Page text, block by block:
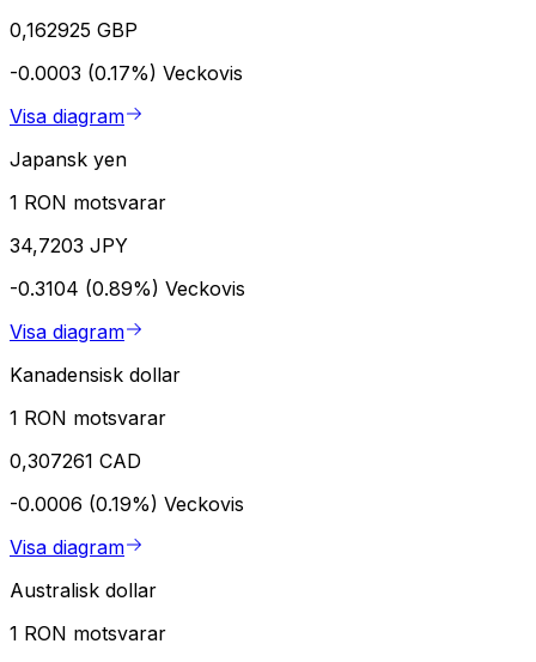
0,162925 GBP
-0.0003 (0.17%) Veckovis
Visa diagram
Japansk yen
1 RON motsvarar
34,7203 JPY
-0.3104 (0.89%) Veckovis
Visa diagram
Kanadensisk dollar
1 RON motsvarar
0,307261 CAD
-0.0006 (0.19%) Veckovis
Visa diagram
Australisk dollar
1 RON motsvarar